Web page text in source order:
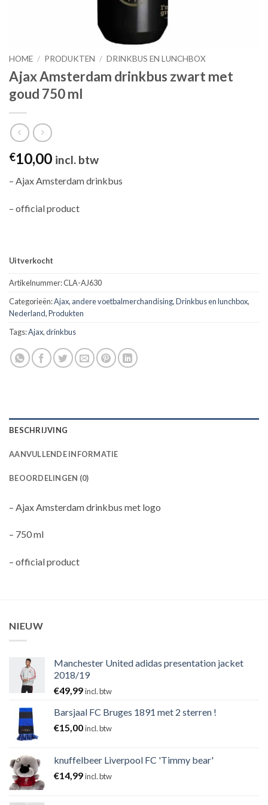
HOME / PRODUKTEN / DRINKBUS EN LUNCHBOX
Ajax Amsterdam drinkbus zwart met
goud 750 ml
€10,00 incl. btw
– Ajax Amsterdam drinkbus
– official product
Uitverkocht
Artikelnummer:CLA-AJ630
Categorieën:Ajax, andere voetbalmerchandising,Drinkbus en lunchbox,
Nederland,Produkten
Tags:Ajax,drinkbus
BESCHRIJVING
AANVULLENDE INFORMATIE
BEOORDELINGEN (0)
– Ajax Amsterdam drinkbus met logo
– 750 ml
– official product
NIEUW
Manchester United adidas presentation jacket
2018/19
€49,99incl. btw
Barsjaal FC Bruges 1891 met 2 sterren !
€15,00incl. btw
knuffelbeer Liverpool FC 'Timmy bear'
€14,99incl. btw